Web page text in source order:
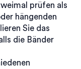
prüfen als
hängenden
Sie das
die Bänder